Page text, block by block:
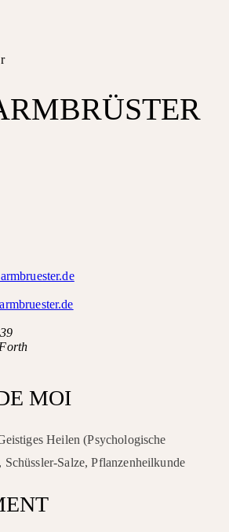
MOI
Heilen (Psychologische
Salze, Pflanzenheilkunde